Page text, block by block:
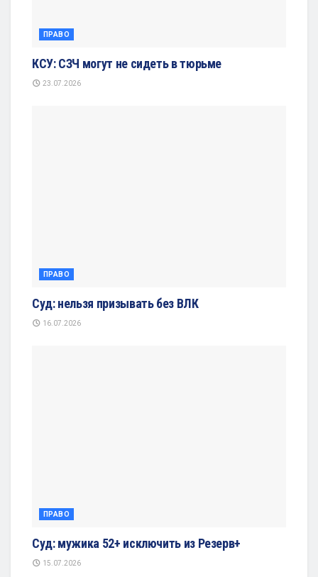
ПРАВО
КСУ: СЗЧ могут не сидеть в тюрьме
23.07.2026
ПРАВО
Суд: нельзя призывать без ВЛК
16.07.2026
ПРАВО
Суд: мужика 52+ исключить из Резерв+
15.07.2026